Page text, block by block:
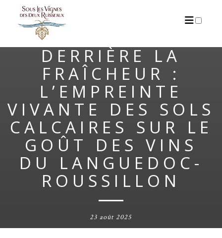
DERRIÈRE LA
FRAÎCHEUR :
L’EMPREINTE
VIVANTE DES SOLS
CALCAIRES SUR LE
GOÛT DES VINS
DU LANGUEDOC-
ROUSSILLON
23 août 2025